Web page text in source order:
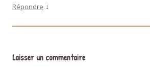
Répondre ↓
Laisser un commentaire